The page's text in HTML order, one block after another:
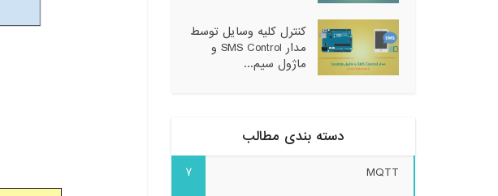
کنترل کلیه وسایل توسط
مدار SMS Control و
ماژول سیم...
دسته بندی مطالب
MQTT
7